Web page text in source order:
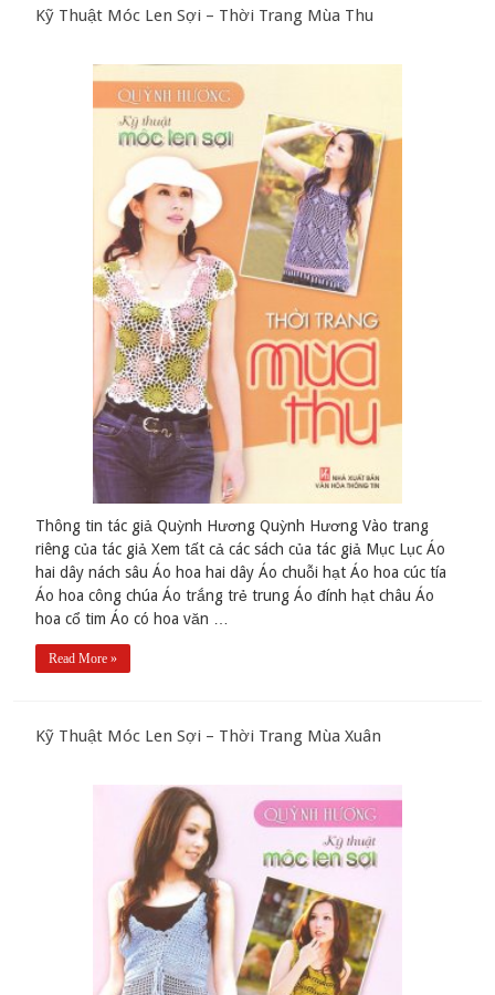
Kỹ Thuật Móc Len Sợi – Thời Trang Mùa Thu
Thông tin tác giả Quỳnh Hương Quỳnh Hương Vào trang
riêng của tác giả Xem tất cả các sách của tác giả Mục Lục Áo
hai dây nách sâu Áo hoa hai dây Áo chuỗi hạt Áo hoa cúc tía
Áo hoa công chúa Áo trắng trẻ trung Áo đính hạt châu Áo
hoa cổ tim Áo có hoa văn …
Read More »
Kỹ Thuật Móc Len Sợi – Thời Trang Mùa Xuân